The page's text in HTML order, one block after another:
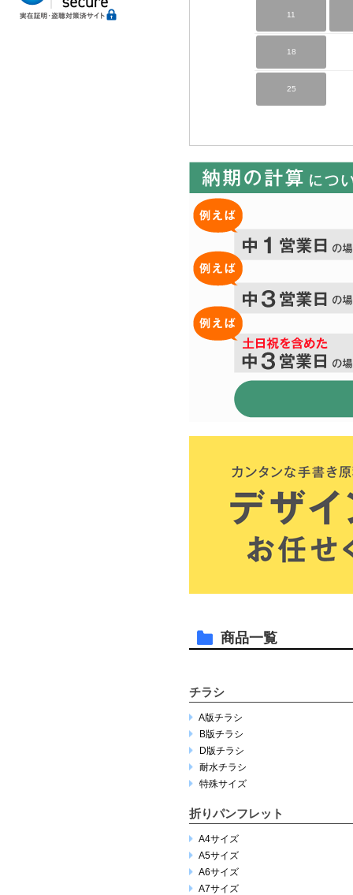
11
18
25
商品一覧
チラシ
A版チラシ
B版チラシ
D版チラシ
耐水チラシ
特殊サイズ
折りパンフレット
A4サイズ
A5サイズ
A6サイズ
A7サイズ